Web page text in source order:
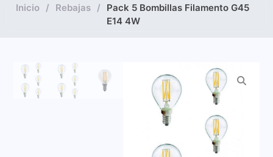
Inicio / Rebajas /
Pack 5 Bombillas Filamento G45
E14 4W